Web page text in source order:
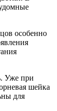
особенно
Уже при
шейка
для